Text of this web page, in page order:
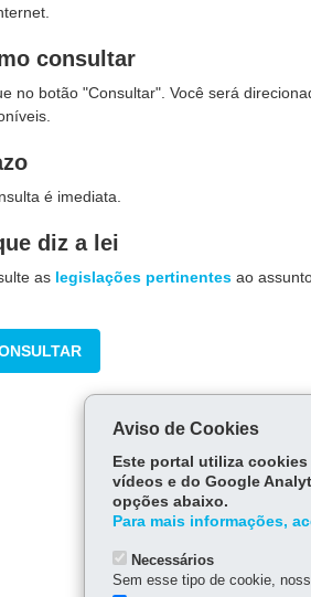
consultar
no botão "Consultar". Você será
é imediata.
diz a lei
as legislações pertinentes ao
Aviso de Cookies
Este portal utiliza
vídeos e do Google
opções abaixo.
Para mais informações,
Necessários
Sem esse tipo de cookie,